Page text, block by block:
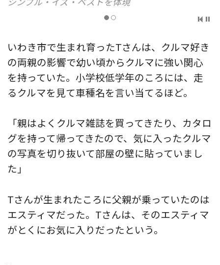
いわき市で生まれ育ったTさんは、クルマ好き
の両親の影響で幼い頃からクルマに強い関心
を持っていた。小学校低学年のころには、走
るクルマを見て車種名を言い当てるほど。
「親はよくクルマ雑誌を買ってきたり、カタロ
グを持って帰ってきたので、気に入ったクルマ
の写真を切り抜いて部屋の壁に貼っていまし
た」
Tさんが生まれたころに父親が乗っていたのは
エスティマだった。Tさんは、そのエスティマ
がとくにお気に入りだったという。